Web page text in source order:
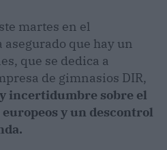
martes en el
que hay un
que se dedica a
de gimnasios DIR,
incertidumbre sobre el
y un descontrol